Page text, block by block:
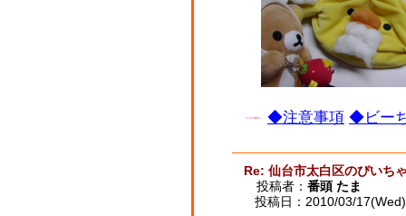
◆注意事項 ◆ビー
Re: 仙台市太白区のぴいち
投稿者： 番頭 たま
投稿日：2010/03/